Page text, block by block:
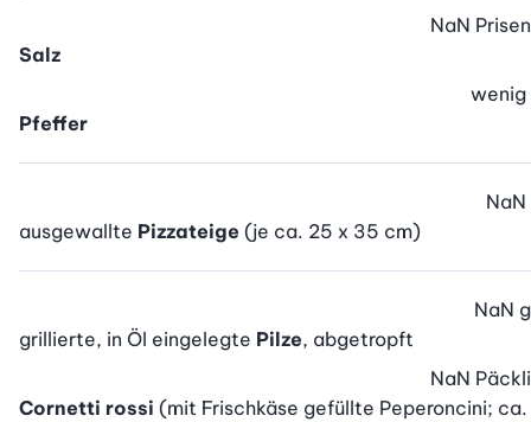
Salz
NaN Prisen
Pfeffer
wenig
ausgewallte Pizzateige (je ca. 25 x 35 cm)
NaN
grillierte, in Öl eingelegte Pilze, abgetropft
NaN g
Cornetti rossi (mit Frischkäse gefüllte Peperoncini; ca.
NaN Päckli